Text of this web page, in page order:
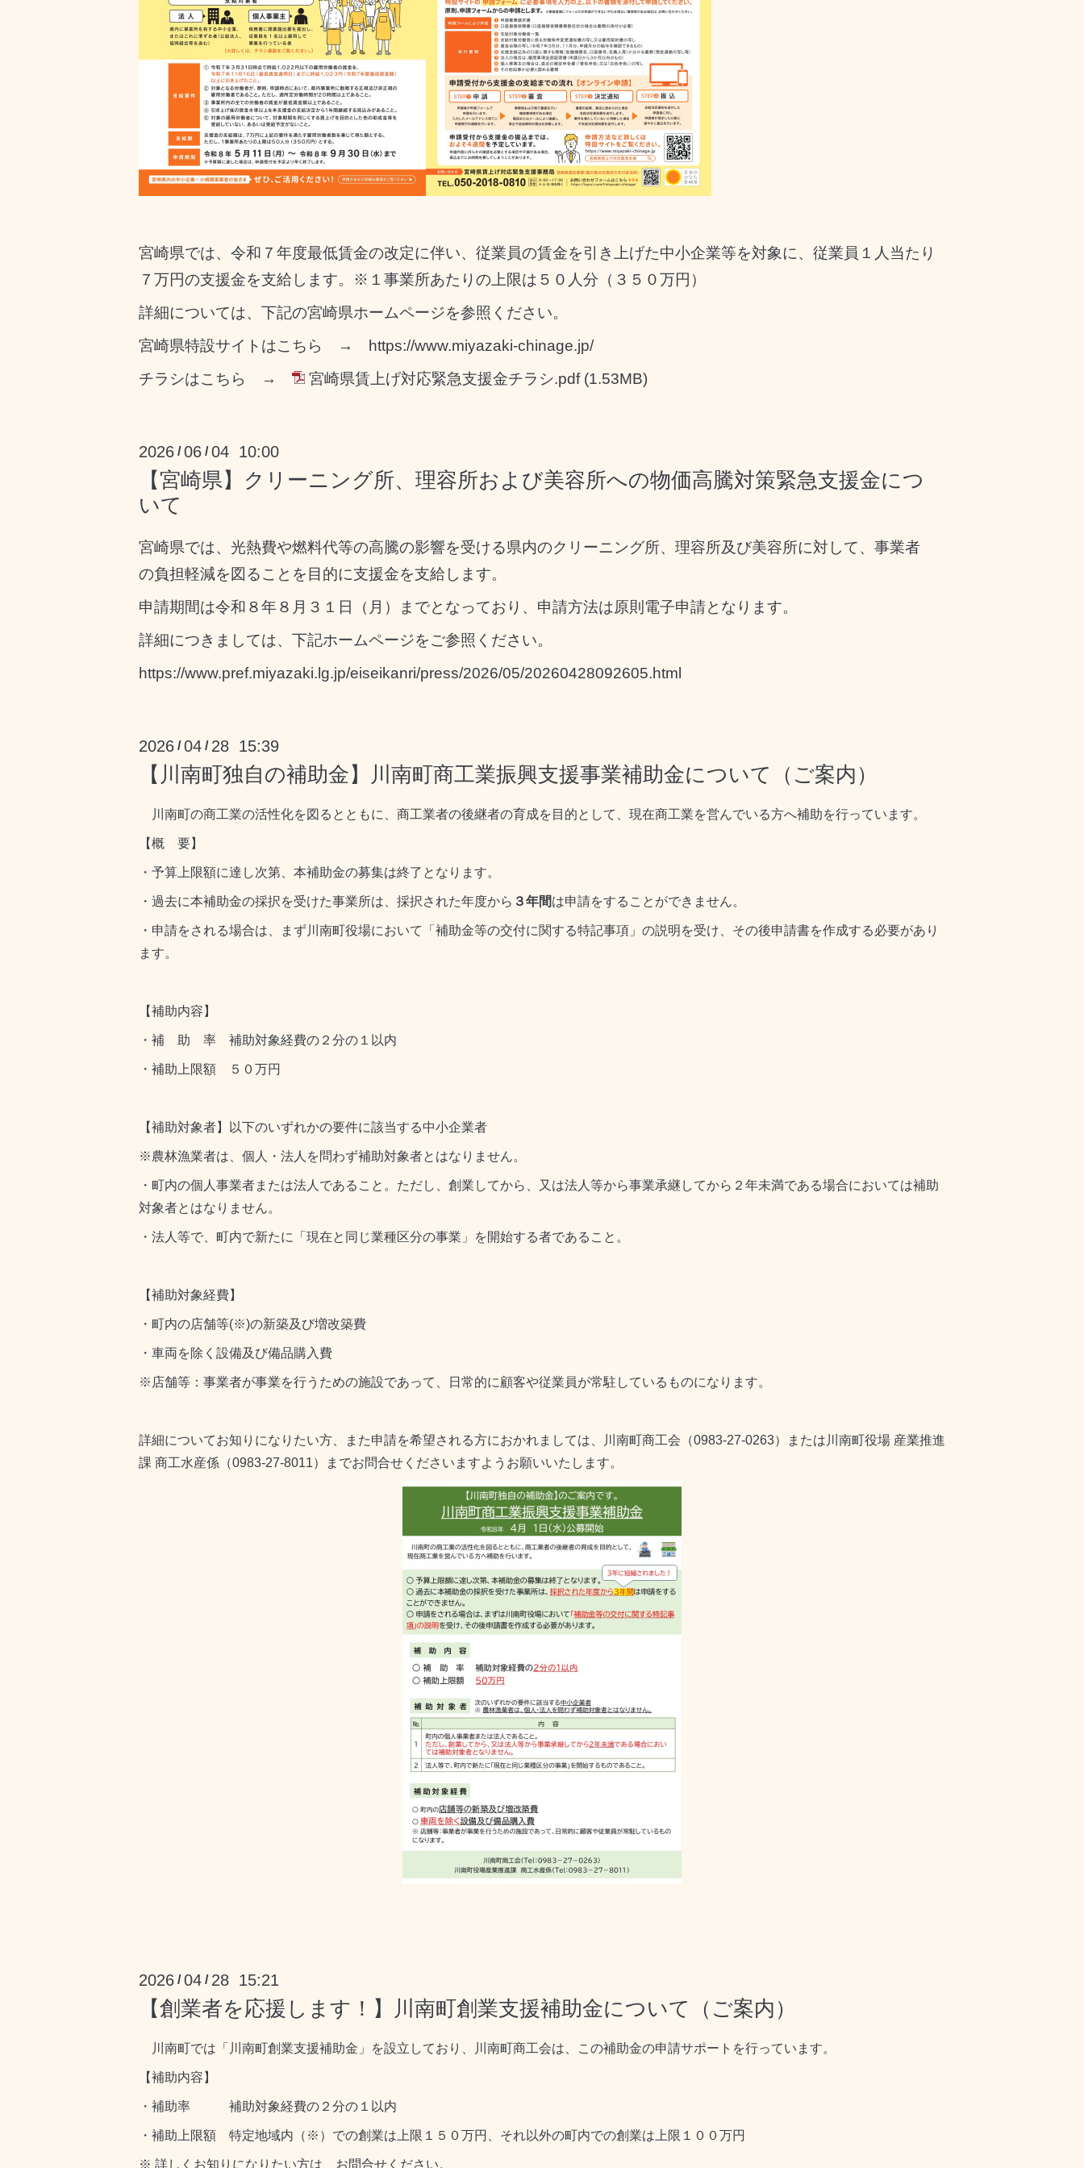
宮崎県では、令和７年度最低賃金の改定に伴い、従業員の賃金を引き上げた中小企業等を対象に、従業員１人当たり
７万円の支援金を支給します。※１事業所あたりの上限は５０人分（３５０万円）
詳細については、下記の宮崎県ホームページを参照ください。
宮崎県特設サイトはこちら →
https://www.miyazaki-chinage.jp/
チラシはこちら →
宮崎県賃上げ対応緊急支援金チラシ.pdf(1.53MB)
2026 /06 /04 10:00
【宮崎県】クリーニング所、理容所および美容所への物価高騰対策緊急支援金につ
いて
宮崎県では、光熱費や燃料代等の高騰の影響を受ける県内のクリーニング所、理容所及び美容所に対して、事業者
の負担軽減を図ることを目的に支援金を支給します。
申請期間は令和８年８月３１日（月）までとなっており、申請方法は原則電子申請となります。
詳細につきましては、下記ホームページをご参照ください。
https://www.pref.miyazaki.lg.jp/eiseikanri/press/2026/05/20260428092605.html
2026 /04 / 28 15:39
【川南町独自の補助金】川南町商工業振興支援事業補助金について（ご案内）
川南町の商工業の活性化を図るとともに、商工業者の後継者の育成を目的として、現在商工業を営んでいる方へ補助を行っています。
【概 要】
・予算上限額に達し次第、本補助金の募集は終了となります。
・過去に本補助金の採択を受けた事業所は、採択された年度から ３年間は申請をすることができません。
・申請をされる場合は、まず川南町役場において「補助金等の交付に関する特記事項」の説明を受け、その後申請書を作成する必要があり
ます。
【補助内容】
・補 助 率 補助対象経費の２分の１以内
・補助上限額 ５０万円
【補助対象者】以下のいずれかの要件に該当する中小企業者
※農林漁業者は、個人・法人を問わず補助対象者とはなりません。
・町内の個人事業者または法人であること。ただし、創業してから、又は法人等から事業承継してから２年未満である場合においては補助
対象者とはなりません。
・法人等で、町内で新たに「現在と同じ業種区分の事業」を開始する者であること。
【補助対象経費】
・町内の店舗等(※)の新築及び増改築費
・車両を除く設備及び備品購入費
※店舗等：事業者が事業を行うための施設であって、日常的に顧客や従業員が常駐しているものになります。
詳細についてお知りになりたい方、また申請を希望される方におかれましては、川南町商工会（0983-27-0263）または川南町役場 産業推進
課 商工水産係（0983-27-8011）までお問合せくださいますようお願いいたします。
2026 /04 / 28 15:21
【創業者を応援します！】川南町創業支援補助金について（ご案内）
川南町では「川南町創業支援補助金」を設立しており、川南町商工会は、この補助金の申請サポートを行っています。
【補助内容】
・補助率 補助対象経費の２分の１以内
・補助上限額 特定地域内（※）での創業は上限１５０万円、それ以外の町内での創業は上限１００万円
※ 詳しくお知りになりたい方は、お問合せください。